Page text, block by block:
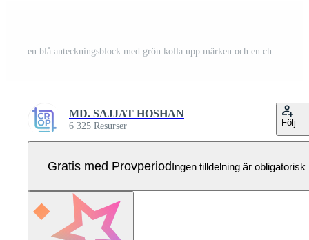
en blå anteckningsblock med grön kolla upp märken och en checklista ikon på 3d framställa Pro Vektor
MD. SAJJAT HOSHAN
6 325 Resurser Följ
Gratis med ProvperiodIngen tilldelning är obligatorisk